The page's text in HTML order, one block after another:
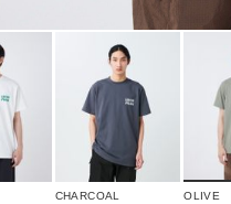
CHARCOAL OLIVE